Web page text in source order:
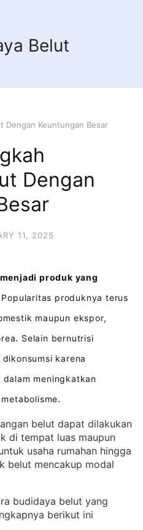
Belut
Dengan Keuntungan Besar
Dengan
11, 2025
produk yang
Popularitas produknya terus
maupun ekspor,
. Selain bernutrisi
karena
meningkatkan
.
belut dapat dilakukan
di tempat luas maupun
usaha rumahan hingga
belut mencakup modal
budidaya belut yang
berikut ini